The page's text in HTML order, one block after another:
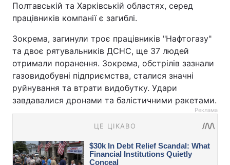
Полтавській та Харківській областях, серед
працівників компанії є загиблі.
Зокрема, загинули троє працівників "Нафтогазу"
та двоє рятувальників ДСНС, ще 37 людей
отримали поранення. Зокрема, обстрілів зазнали
газовидобувні підприємства, сталися значні
руйнування та втрати видобутку. Удари
завдавалися дронами та балістичними ракетами.
Реклама